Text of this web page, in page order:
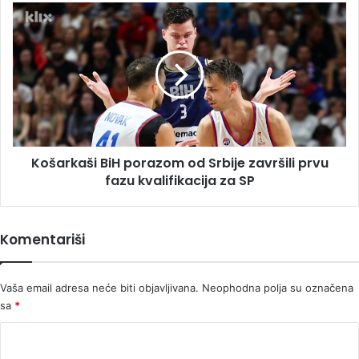
Košarkaši
BiH
porazom
od
Srbije
završili
prvu
fazu
kvalifikacija
Košarkaši BiH porazom od Srbije završili prvu
fazu kvalifikacija za SP
Komentariši
Vaša email adresa neće biti objavljivana. Neophodna polja su označena
sa *